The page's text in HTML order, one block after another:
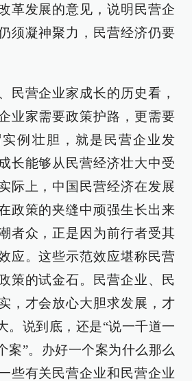
革发展的意见，说明民营企
须凝神聚力，民营经济仍要
民营企业家成长的历史看，
业家需要政策护路，更需要
例壮胆，就是民营企业发
长能够从民营经济壮大中受
际上，中国民营经济在发展
政策的夹缝中顽强生长出来
者众，正是因为前行者受其
应。这些示范效应堪称民营
策的试金石。民营企业、民
，才会放心大胆求发展，才
。说到底，还是“说一千道一
案”。办好一个案为什么那么
些有关民营企业和民营企业